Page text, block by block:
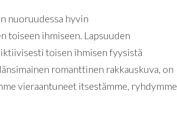
nuoruudessa hyvin
toiseen ihmiseen. Lapsuuden
toisen ihmisen fyysistä
romanttinen rakkauskuva, on
vieraantuneet itsestämme, ryhdymme